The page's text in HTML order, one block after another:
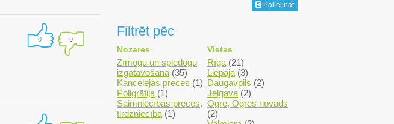
0 0
Palielināt
Filtrēt pēc
Nozares
Zīmogu un spiedogu
izgatavošana (35)
Kancelejas preces (1)
Poligrāfija (1)
Saimniecības preces,
tirdzniecība (1)
Vietas
Rīga (21)
Liepāja (3)
Daugavpils (2)
Jelgava (2)
Ogre, Ogres novads
(2)